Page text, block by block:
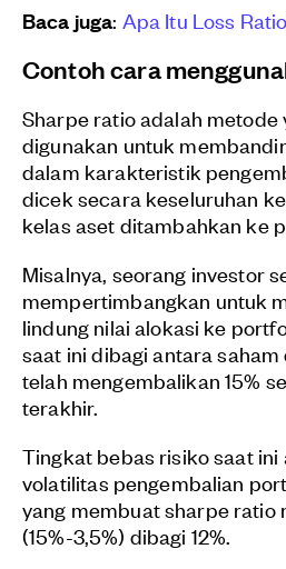
Baca juga: Apa Itu Loss
Contoh cara
Sharpe ratio adalah metode
digunakan untuk
dalam karakteristik
dicek secara keseluruhan
kelas aset ditambahkan ke
Misalnya, seorang investor
mempertimbangkan untuk
lindung nilai alokasi ke
saat ini dibagi antara
telah mengembalikan 15%
terakhir.
Tingkat bebas risiko saat ini
volatilitas pengembalian
yang membuat sharpe ratio
(15%-3,5%) dibagi 12%.